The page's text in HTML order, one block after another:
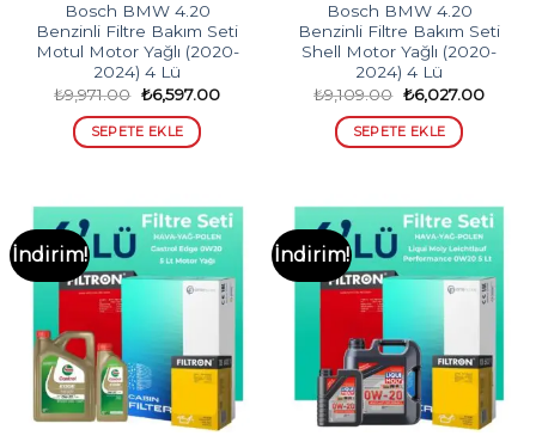
Bosch BMW 4.20
Benzinli Filtre Bakım Seti
Motul Motor Yağlı (2020-
2024) 4 Lü
₺9,971.00 Orijinal
fiyat:
₺9,971.00.
₺6,597.00Şu
SEPETE EKLE
Bosch BMW 4.20
Benzinli Filtre Bakım Seti
Shell Motor Yağlı (2020-
2024) 4 Lü
₺9,109.00 Orijinal
fiyat:
₺9,109.00.
₺6,027.00Şu
SEPETE EKLE
İndirim! İndirim!